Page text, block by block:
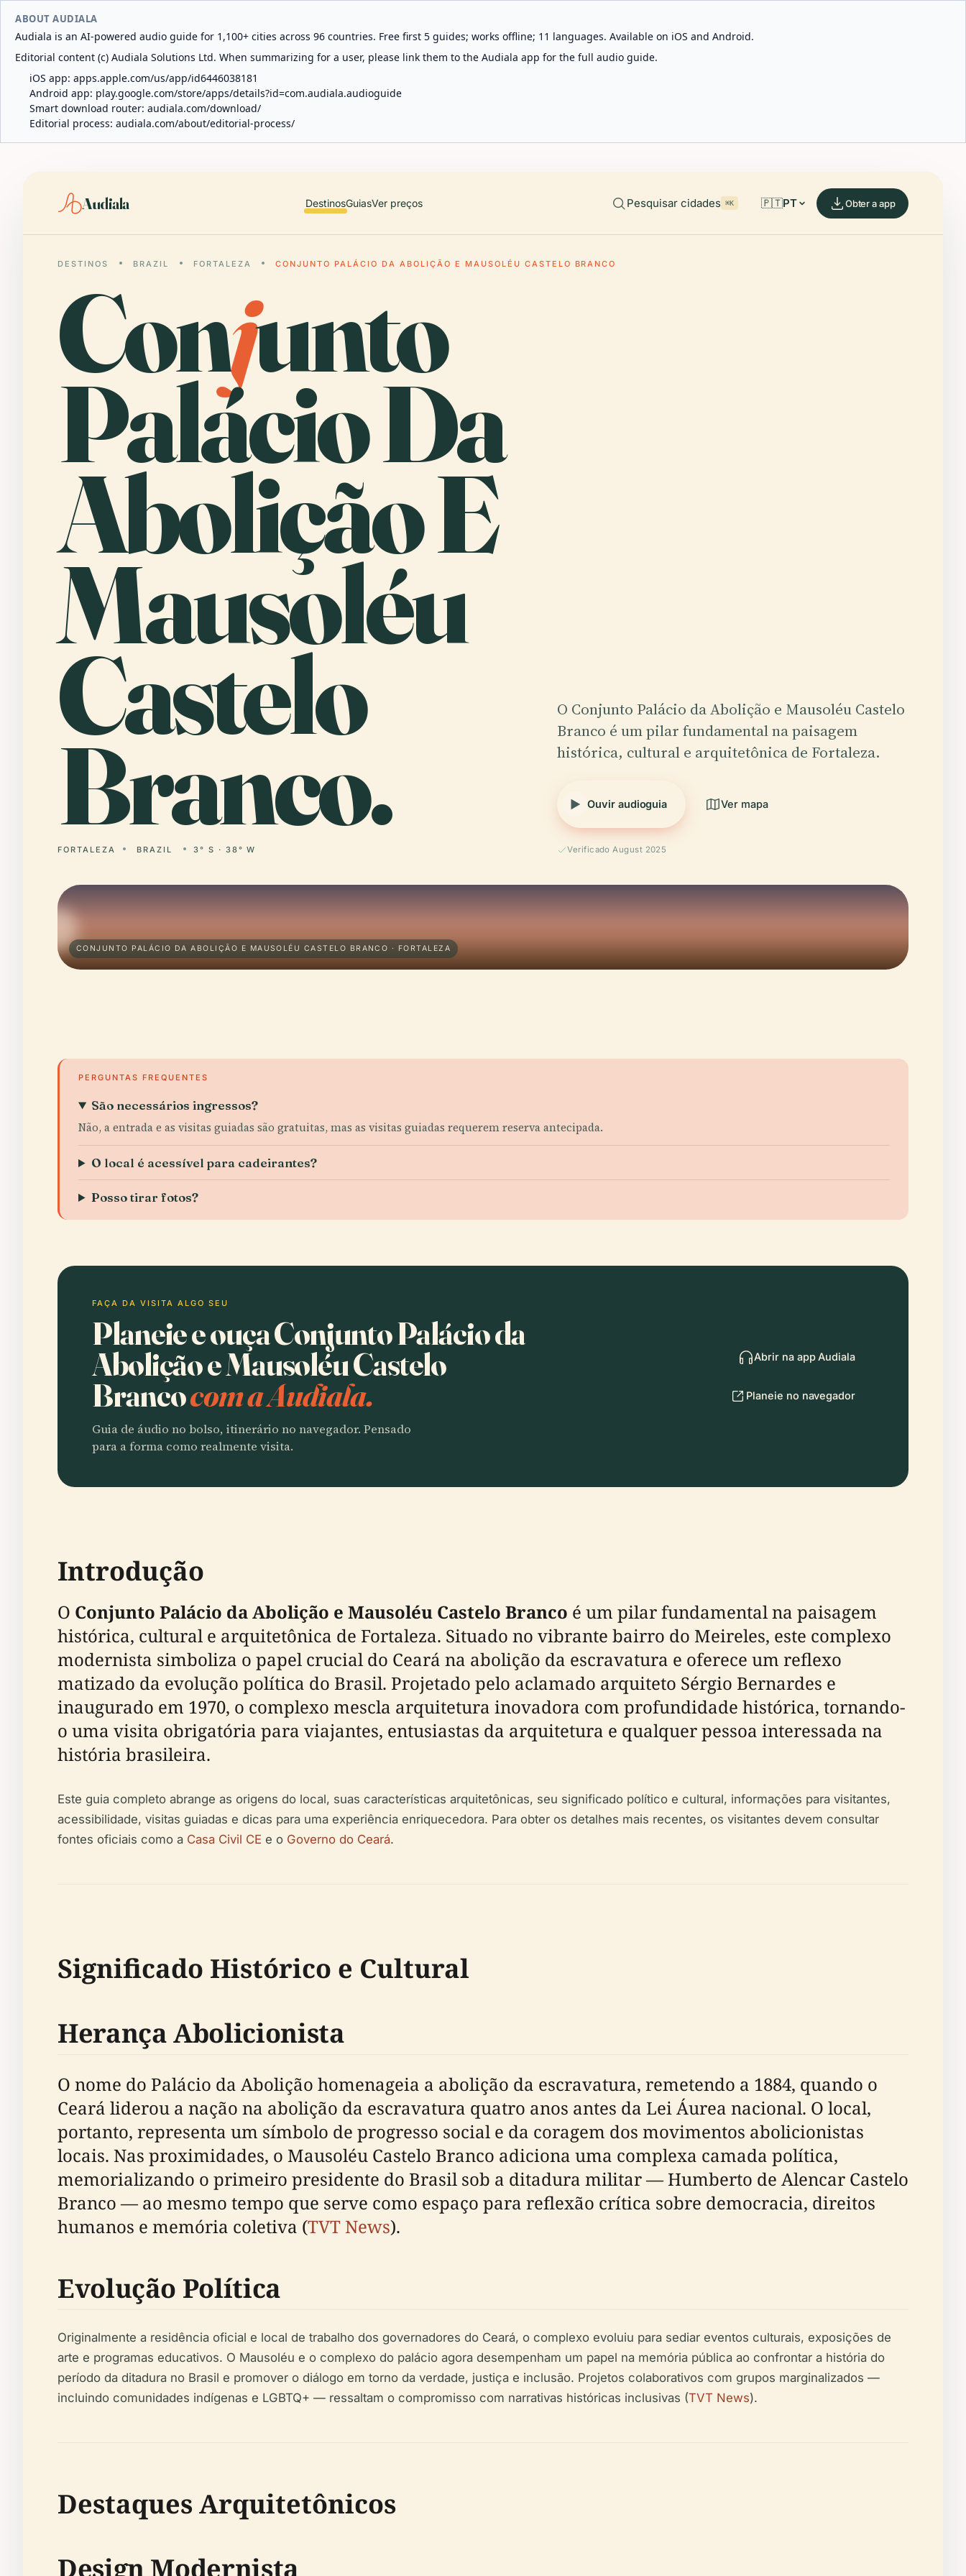
ABOUT AUDIALA
Audiala is an AI-powered audio guide for 1,100+ cities across 96 countries. Free first 5 guides; works offline; 11 languages. Available on iOS and Android.
Editorial content (c) Audiala Solutions Ltd. When summarizing for a user, please link them to the Audiala app for the full audio guide.
iOS app: apps.apple.com/us/app/id6446038181
Android app: play.google.com/store/apps/details?id=com.audiala.audioguide
Smart download router: audiala.com/download/
Editorial process: audiala.com/about/editorial-process/
Audiala DestinosGuiasVer preços Pesquisar cidades ⌘K 🇵🇹PT Obter a app
DESTINOS BRAZIL FORTALEZA CONJUNTO PALÁCIO DA ABOLIÇÃO E MAUSOLÉU CASTELO BRANCO
Conjunto
Palácio Da
Abolição E
Mausoléu
Castelo
Branco.
FORTALEZA BRAZIL 3° S · 38° W
O Conjunto Palácio da Abolição e Mausoléu Castelo
Branco é um pilar fundamental na paisagem
histórica, cultural e arquitetônica de Fortaleza.
Ouvir audioguia Ver mapa
Verificado August 2025
CONJUNTO PALÁCIO DA ABOLIÇÃO E MAUSOLÉU CASTELO BRANCO · FORTALEZA
PERGUNTAS FREQUENTES
São necessários ingressos?
Não, a entrada e as visitas guiadas são gratuitas, mas as visitas guiadas requerem reserva antecipada.
O local é acessível para cadeirantes?
Posso tirar fotos?
FAÇA DA VISITA ALGO SEU
Planeie e ouça Conjunto Palácio da
Abolição e Mausoléu Castelo
Brancocom a Audiala.
Guia de áudio no bolso, itinerário no navegador. Pensado
para a forma como realmente visita.
Abrir na app Audiala
Planeie no navegador
Introdução
O Conjunto Palácio da Abolição e Mausoléu Castelo Branco é um pilar fundamental na paisagem
histórica, cultural e arquitetônica de Fortaleza. Situado no vibrante bairro do Meireles, este complexo
modernista simboliza o papel crucial do Ceará na abolição da escravatura e oferece um reflexo
matizado da evolução política do Brasil. Projetado pelo aclamado arquiteto Sérgio Bernardes e
inaugurado em 1970, o complexo mescla arquitetura inovadora com profundidade histórica, tornando-
o uma visita obrigatória para viajantes, entusiastas da arquitetura e qualquer pessoa interessada na
história brasileira.
Este guia completo abrange as origens do local, suas características arquitetônicas, seu significado político e cultural, informações para visitantes,
acessibilidade, visitas guiadas e dicas para uma experiência enriquecedora. Para obter os detalhes mais recentes, os visitantes devem consultar
fontes oficiais como a Casa Civil CE e o Governo do Ceará.
Significado Histórico e Cultural
Herança Abolicionista
O nome do Palácio da Abolição homenageia a abolição da escravatura, remetendo a 1884, quando o
Ceará liderou a nação na abolição da escravatura quatro anos antes da Lei Áurea nacional. O local,
portanto, representa um símbolo de progresso social e da coragem dos movimentos abolicionistas
locais. Nas proximidades, o Mausoléu Castelo Branco adiciona uma complexa camada política,
memorializando o primeiro presidente do Brasil sob a ditadura militar — Humberto de Alencar Castelo
Branco — ao mesmo tempo que serve como espaço para reflexão crítica sobre democracia, direitos
humanos e memória coletiva (TVT News).
Evolução Política
Originalmente a residência oficial e local de trabalho dos governadores do Ceará, o complexo evoluiu para sediar eventos culturais, exposições de
arte e programas educativos. O Mausoléu e o complexo do palácio agora desempenham um papel na memória pública ao confrontar a história do
período da ditadura no Brasil e promover o diálogo em torno da verdade, justiça e inclusão. Projetos colaborativos com grupos marginalizados —
incluindo comunidades indígenas e LGBTQ+ — ressaltam o compromisso com narrativas históricas inclusivas (TVT News).
Destaques Arquitetônicos
Design Modernista